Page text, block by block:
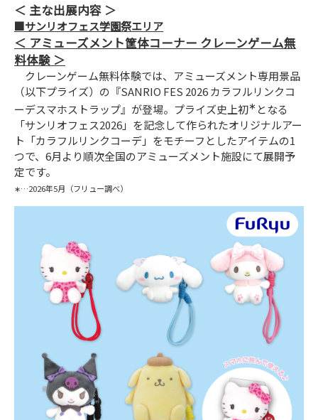
主な出展内容
■サンリオフェス学園祭エリア
アミューズメント筐体コーナー クレーンゲーム無
料体験
クレーンゲーム無料体験では、アミューズメント専用景品
（以下プライズ）の『SANRIO FES 2026 カラフルリンクコ
ーデスマホストラップ』が登場。プライズ史上初∗ となる
「サンリオフェス2026」を記念して作られたオリジナルアー
ト「カラフルリンクコーデ」をモチーフとしたアイテムの1
つで、6月より順次全国のアミューズメント施設にて展開予
定です。
∗…2026年5月（フリュー調べ）